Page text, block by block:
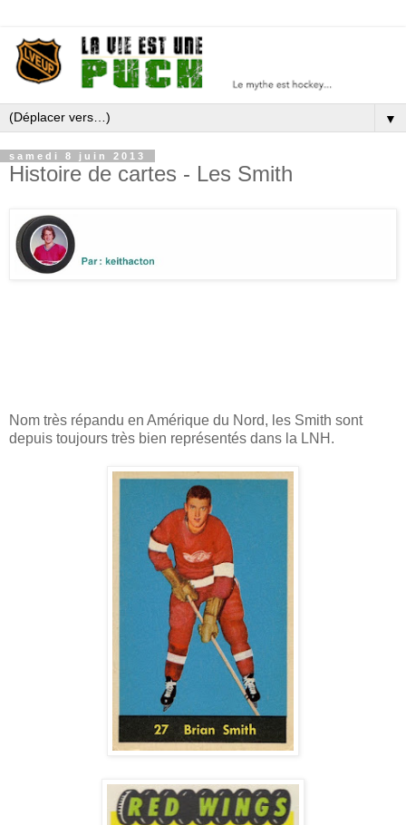
▼
samedi 8 juin 2013
Histoire de cartes - Les Smith
Nom très répandu en Amérique du Nord, les Smith sont
depuis toujours très bien représentés dans la LNH.